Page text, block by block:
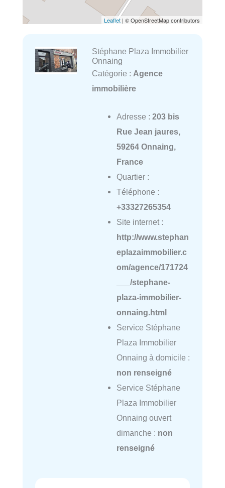
Leaflet | © OpenStreetMap contributors
Stéphane Plaza Immobilier
Onnaing
Catégorie : Agence
immobilière
Adresse : 203 bis
Rue Jean jaures,
59264 Onnaing,
France
Quartier :
Téléphone :
+33327265354
Site internet :
http://www.stephan
eplazaimmobilier.c
om/agence/171724
___/stephane-
plaza-immobilier-
onnaing.html
Service Stéphane
Plaza Immobilier
Onnaing à domicile :
non renseigné
Service Stéphane
Plaza Immobilier
Onnaing ouvert
dimanche : non
renseigné